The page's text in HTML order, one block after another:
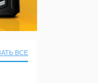
ВСЕ